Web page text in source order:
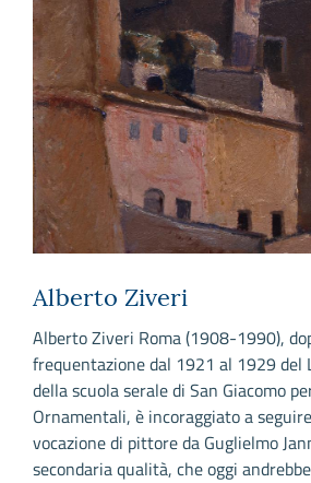
Alberto Ziveri
Alberto Ziveri Roma (1908-1990),
frequentazione dal 1921 al 1929 del
della scuola serale di San Giacomo
Ornamentali, è incoraggiato a
vocazione di pittore da Guglielmo
secondaria qualità, che oggi